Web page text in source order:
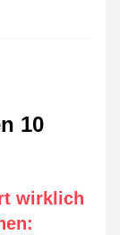
10
wirklich
: